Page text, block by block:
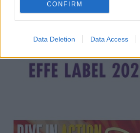
CONFIRM
Data Deletion Data Access